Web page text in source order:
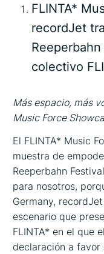
FLINTA*
recordJet
colectivo
Más espacio, más
Music Force
El FLINTA* Music
muestra de
Reeperbahn
para nosotros,
Germany,
escenario que
FLINTA* en el que
declaración a